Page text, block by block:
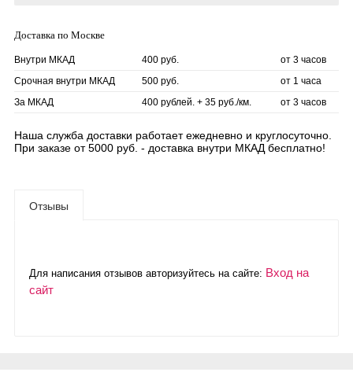
Доставка по Москве
Внутри МКАД 400 руб.
от 3 часов
Срочная внутри МКАД
500 руб.
от 1 часа
За МКАД
400 рублей. + 35 руб./км. от 3 часов
Наша служба доставки работает ежедневно и круглосуточно.
При заказе от 5000 руб. - доставка внутри МКАД бесплатно!
Отзывы
Для написания отзывов авторизуйтесь на сайте: Вход на
сайт